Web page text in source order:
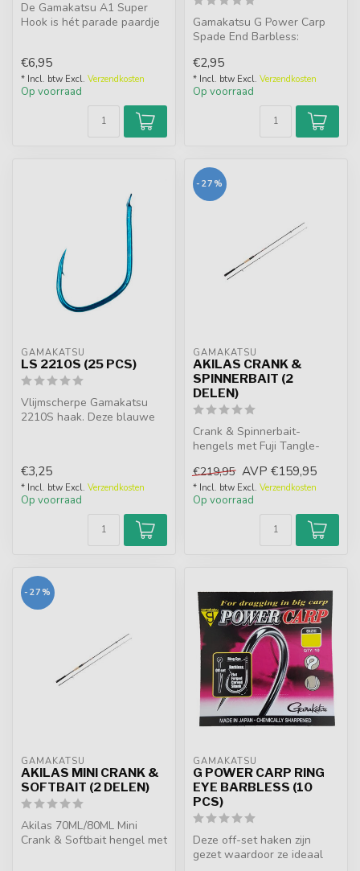
De Gamakatsu A1 Super
Hook is hét parade paardje
€6,95
* Incl. btw Excl. Verzendkosten
Op voorraad
Gamakatsu G Power Carp
Spade End Barbless:
karpervissers...
€2,95
* Incl. btw Excl. Verzendkosten
Op voorraad
GAMAKATSU
LS 2210S (25 PCS)
Vlijmscherpe Gamakatsu
2210S haak. Deze blauwe
€3,25
* Incl. btw Excl. Verzendkosten
Op voorraad
-27%
GAMAKATSU
AKILAS CRANK &
SPINNERBAIT (2
DELEN)
Crank & Spinnerbait-
hengels met Fuji Tangle-
molenhoude...
€219,95 AVP €159,95
* Incl. btw Excl. Verzendkosten
Op voorraad
-27%
GAMAKATSU
AKILAS MINI CRANK &
SOFTBAIT (2 DELEN)
Akilas 70ML/80ML Mini
Crank & Softbait hengel met
GAMAKATSU
G POWER CARP RING
EYE BARBLESS (10
PCS)
Deze off-set haken zijn
gezet waardoor ze ideaal